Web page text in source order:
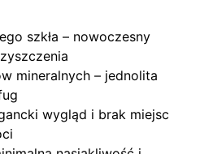
szkła – nowoczesny
mineralnych – jednolita
wygląd i brak miejsc